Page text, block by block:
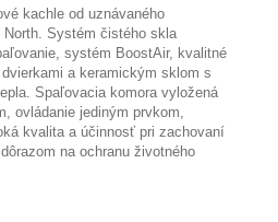
kachle od uznávaného
North. Systém čistého skla
systém BoostAir, kvalitné
a keramickým sklom s
Spaľovacia komora vyložená
ovládanie jediným prvkom,
kvalita a účinnosť pri zachovaní
na ochranu životného